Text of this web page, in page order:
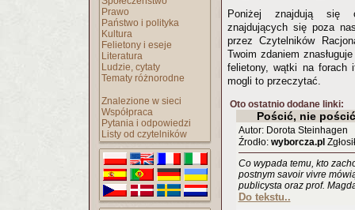
Prawo
Państwo i polityka
Kultura
Felietony i eseje
Literatura
Ludzie, cytaty
Tematy różnorodne
Znalezione w sieci
Współpraca
Pytania i odpowiedzi
Listy od czytelników
Poniżej znajdują się
znajdujących się poza
przez Czytelników
Twoim zdaniem
felietony, wątki na forach
mogli to przeczytać.
Oto ostatnio dodane linki:
Pościć, nie
Autor: Dorota Steinhagen
Źrodło: wyborcza.pl
Co wypada temu, kto
postnym savoir vivre
publicysta oraz prof.
Do tekstu..